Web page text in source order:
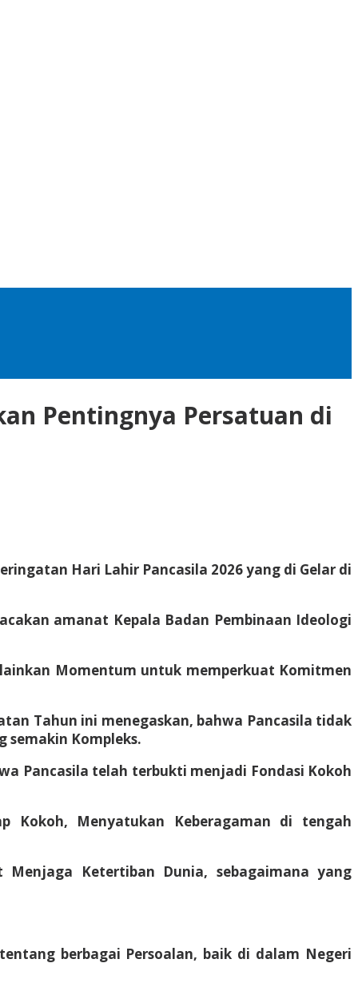
Pentingnya Persatuan di
Hari Lahir Pancasila 2026 yang di Gelar di
amanat Kepala Badan Pembinaan Ideologi
Momentum untuk memperkuat Komitmen
Tahun ini menegaskan, bahwa Pancasila tidak
semakin Kompleks.
Pancasila telah terbukti menjadi Fondasi Kokoh
Kokoh, Menyatukan Keberagaman di tengah
Ketertiban Dunia, sebagaimana yang
berbagai Persoalan, baik di dalam Negeri